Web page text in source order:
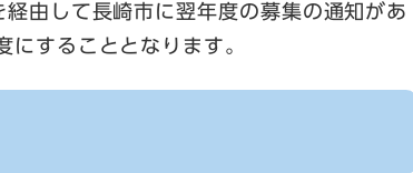
由して長崎市に翌年度の募集の通知があ
にすることとなります。